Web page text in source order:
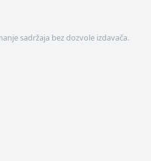
sadržaja bez dozvole izdavača.